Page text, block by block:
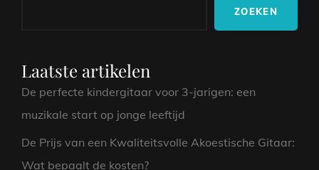
ZOEKEN
Laatste artikelen
De perfecte kindergitaar voor 3-jarigen: een
muzikale start op jonge leeftijd
De Prijs van een Kwaliteitsvolle Akoestische Gitaar:
Wat bepaalt de kosten?